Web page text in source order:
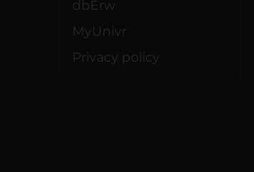
dbErw
MyUnivr
Privacy policy